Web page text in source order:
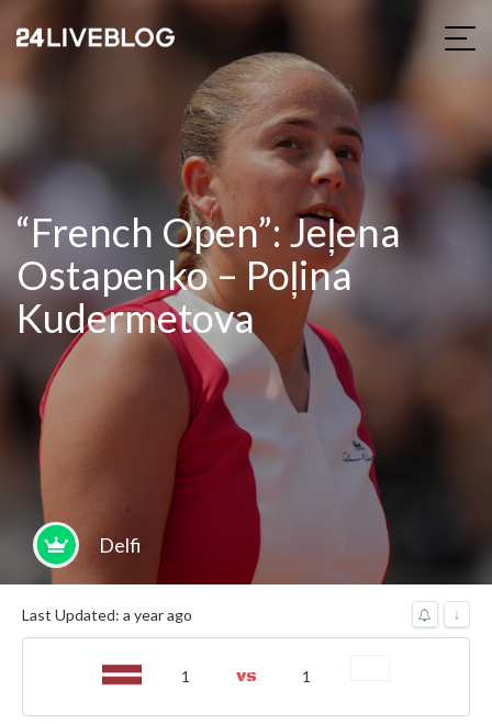
“French Open”: Jeļena
Ostapenko – Poļina
Kudermetova
Delfi
Last Updated: a year ago ↓
1 1